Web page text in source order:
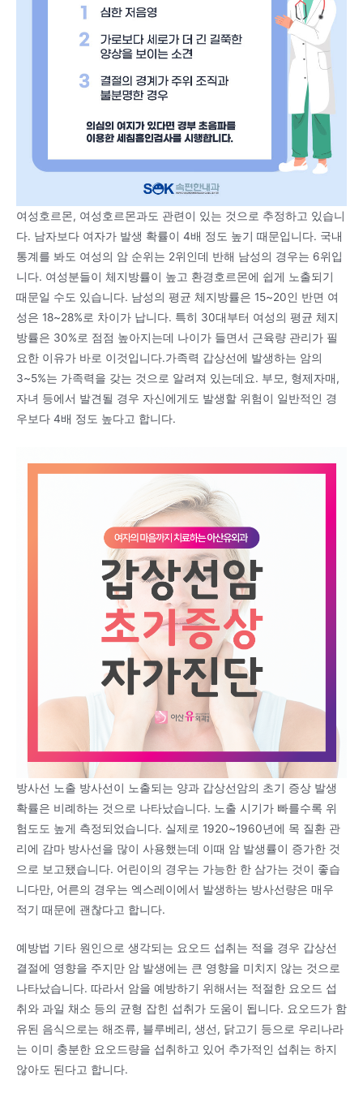
여성호르몬, 여성호르몬과도 관련이 있는 것으로 추정하고 있습니
다. 남자보다 여자가 발생 확률이 4배 정도 높기 때문입니다. 국내
통계를 봐도 여성의 암 순위는 2위인데 반해 남성의 경우는 6위입
니다. 여성분들이 체지방률이 높고 환경호르몬에 쉽게 노출되기
때문일 수도 있습니다. 남성의 평균 체지방률은 15~20인 반면 여
성은 18~28%로 차이가 납니다. 특히 30대부터 여성의 평균 체지
방률은 30%로 점점 높아지는데 나이가 들면서 근육량 관리가 필
요한 이유가 바로 이것입니다.가족력 갑상선에 발생하는 암의
3~5%는 가족력을 갖는 것으로 알려져 있는데요. 부모, 형제자매,
자녀 등에서 발견될 경우 자신에게도 발생할 위험이 일반적인 경
우보다 4배 정도 높다고 합니다.
방사선 노출 방사선이 노출되는 양과 갑상선암의 초기 증상 발생
확률은 비례하는 것으로 나타났습니다. 노출 시기가 빠를수록 위
험도도 높게 측정되었습니다. 실제로 1920~1960년에 목 질환 관
리에 감마 방사선을 많이 사용했는데 이때 암 발생률이 증가한 것
으로 보고됐습니다. 어린이의 경우는 가능한 한 삼가는 것이 좋습
니다만, 어른의 경우는 엑스레이에서 발생하는 방사선량은 매우
적기 때문에 괜찮다고 합니다.
예방법 기타 원인으로 생각되는 요오드 섭취는 적을 경우 갑상선
결절에 영향을 주지만 암 발생에는 큰 영향을 미치지 않는 것으로
나타났습니다. 따라서 암을 예방하기 위해서는 적절한 요오드 섭
취와 과일 채소 등의 균형 잡힌 섭취가 도움이 됩니다. 요오드가 함
유된 음식으로는 해조류, 블루베리, 생선, 닭고기 등으로 우리나라
는 이미 충분한 요오드량을 섭취하고 있어 추가적인 섭취는 하지
않아도 된다고 합니다.